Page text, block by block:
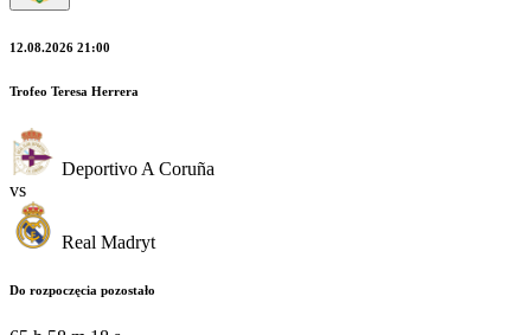
12.08.2026 21:00
Trofeo Teresa Herrera
Deportivo A Coruña
vs
Real Madryt
Do rozpoczęcia pozostało